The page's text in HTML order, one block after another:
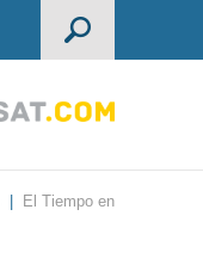
El Tiempo en